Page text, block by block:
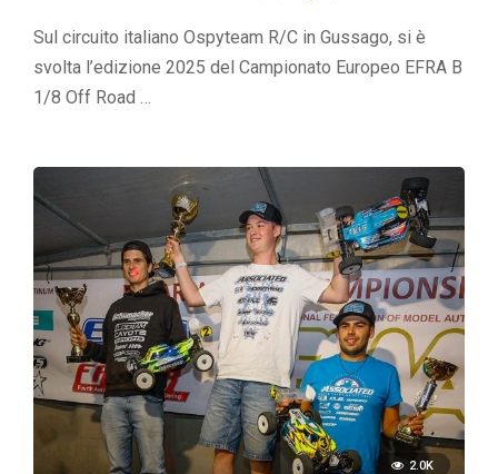
Sul circuito italiano Ospyteam R/C in Gussago, si è
svolta l’edizione 2025 del Campionato Europeo EFRA B
1/8 Off Road …
2.0K